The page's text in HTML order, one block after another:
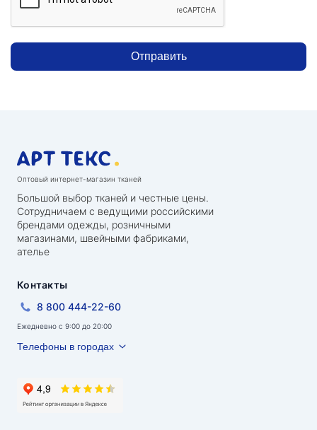
Отправить
Оптовый интернет-магазин тканей
Большой выбор тканей и честные цены.
Сотрудничаем с ведущими российскими
брендами одежды, розничными
магазинами, швейными фабриками,
ателье
Контакты
8 800 444-22-60
Ежедневно с 9:00 до 20:00
Телефоны в городах